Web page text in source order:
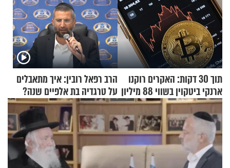
תוך 30 דקות: האקרים רוקנו
ארנקי ביטקוין בשווי 88 מיליון
דולר
הרב רפאל רובין: איך מתאבלים
על טרגדיה בת אלפיים שנה?